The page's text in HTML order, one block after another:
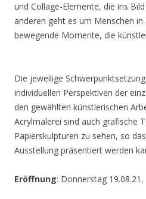
und Collage-Elemente, die ins
anderen geht es um Menschen
bewegende Momente, die
Die jeweilige
individuellen Perspektiven der
den gewählten künstlerischen
Acrylmalerei sind auch grafische
Papierskulpturen zu sehen, so
Ausstellung präsentiert werden
Eröffnung: Donnerstag